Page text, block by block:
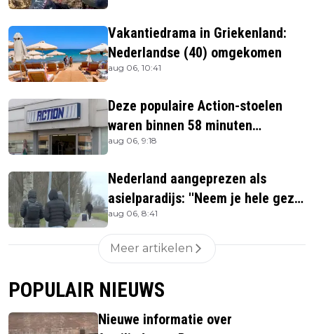
Vakantiedrama in Griekenland:
Nederlandse (40) omgekomen
aug 06, 10:41
Deze populaire Action-stoelen
waren binnen 58 minuten
uitverkocht zijn vandaag weer te
aug 06, 9:18
Nederland aangeprezen als
asielparadijs: ''Neem je hele gezin
mee''
aug 06, 8:41
Meer artikelen
POPULAIR NIEUWS
Nieuwe informatie over